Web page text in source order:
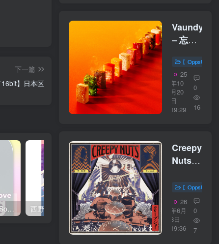
下一篇
】日本区
西野 カナ – Spring Love Song Selection【44.1kHz／16bit】日本区 西野 カナ – Special Live ＂Christmas Magic＂【48kHz／24bit】日本区
Vaundy
– 忘れ
【48kHz
／
24bit】
日本区
〖OppsUplus
25
年10
月20
日
19:29
0
16
Creepy
Nuts –
トライ
ト
【44.1kHz
／
16bit】
〖OppsUplus
26
年6月
8日
19:36
0
7